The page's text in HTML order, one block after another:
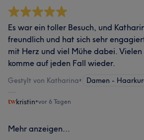
Es war ein toller Besuch, und
freundlich und hat sich sehr
mit Herz und viel Mühe dabei. Vielen
komme auf jeden Fall wieder.
Gestylt von Katharina• Damen -
kristin•vor 6 Tagen
Mehr anzeigen...